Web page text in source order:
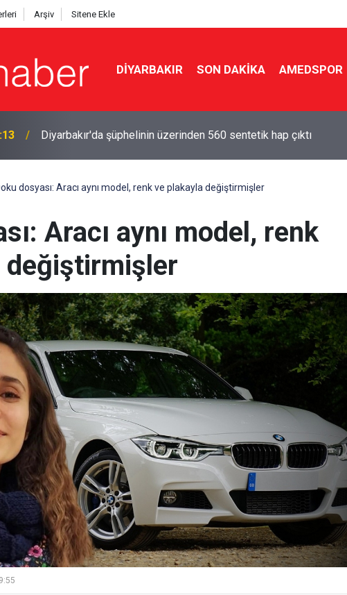
Arşiv Sitene Ekle
DIYARBAKIR SON DAKIKA AMEDSPOR
Diyarbakır'da iş yerine silahlı saldırı: Şüpheli tutuklandı
dosyası: Aracı aynı model, renk ve plakayla değiştirmişler
Aracı aynı model, renk
değiştirmişler